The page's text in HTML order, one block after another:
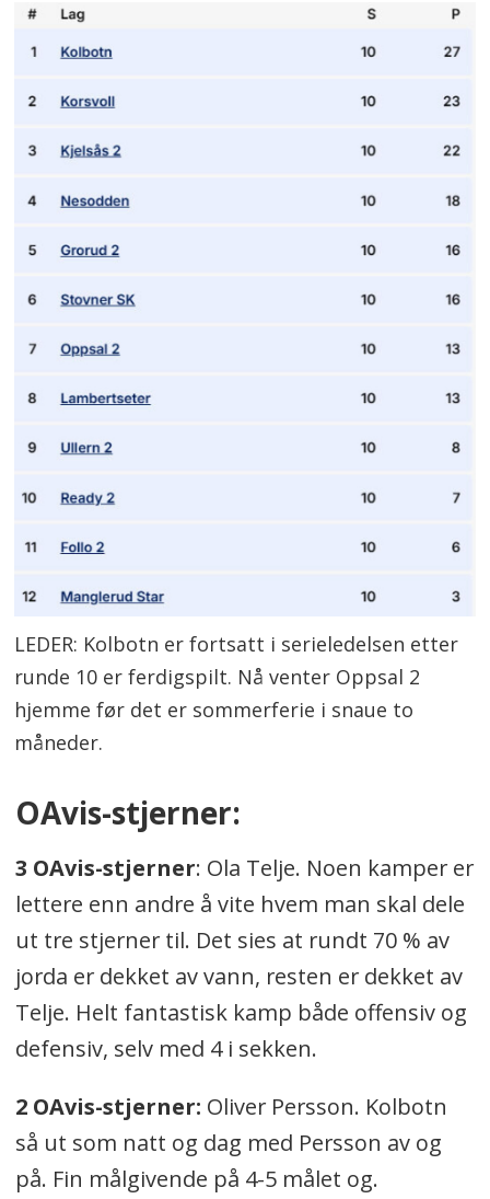
LEDER: Kolbotn er fortsatt i serieledelsen etter
runde 10 er ferdigspilt. Nå venter Oppsal 2
hjemme før det er sommerferie i snaue to
måneder.
OAvis-stjerner:
3 OAvis-stjerner: Ola Telje. Noen kamper er
lettere enn andre å vite hvem man skal dele
ut tre stjerner til. Det sies at rundt 70 % av
jorda er dekket av vann, resten er dekket av
Telje. Helt fantastisk kamp både offensiv og
defensiv, selv med 4 i sekken.
2 OAvis-stjerner: Oliver Persson. Kolbotn
så ut som natt og dag med Persson av og
på. Fin målgivende på 4-5 målet og.